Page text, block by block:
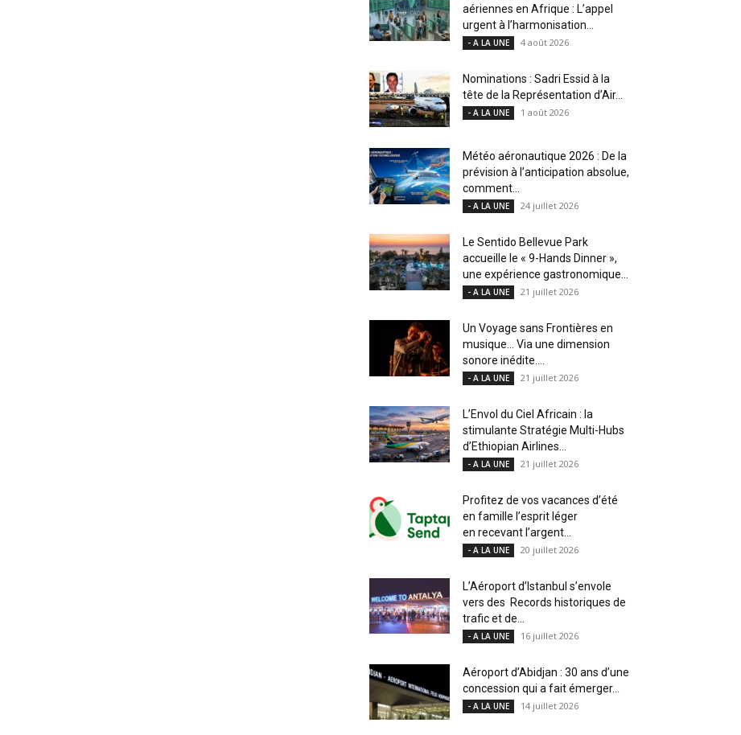
aériennes en Afrique : L’appel
urgent à l’harmonisation...
- A LA UNE 4 août 2026
Nominations : Sadri Essid à la
tête de la Représentation d’Air...
- A LA UNE 1 août 2026
Météo aéronautique 2026 : De la
prévision à l’anticipation absolue,
comment...
- A LA UNE 24 juillet 2026
Le Sentido Bellevue Park
accueille le « 9-Hands Dinner »,
une expérience gastronomique...
- A LA UNE 21 juillet 2026
Un Voyage sans Frontières en
musique… Via une dimension
sonore inédite....
- A LA UNE 21 juillet 2026
L’Envol du Ciel Africain : la
stimulante Stratégie Multi-Hubs
d’Ethiopian Airlines...
- A LA UNE 21 juillet 2026
Profitez de vos vacances d’été
en famille l’esprit léger
en recevant l’argent...
- A LA UNE 20 juillet 2026
L’Aéroport d’Istanbul s’envole
vers des Records historiques de
trafic et de...
- A LA UNE 16 juillet 2026
Aéroport d’Abidjan : 30 ans d’une
concession qui a fait émerger...
- A LA UNE 14 juillet 2026